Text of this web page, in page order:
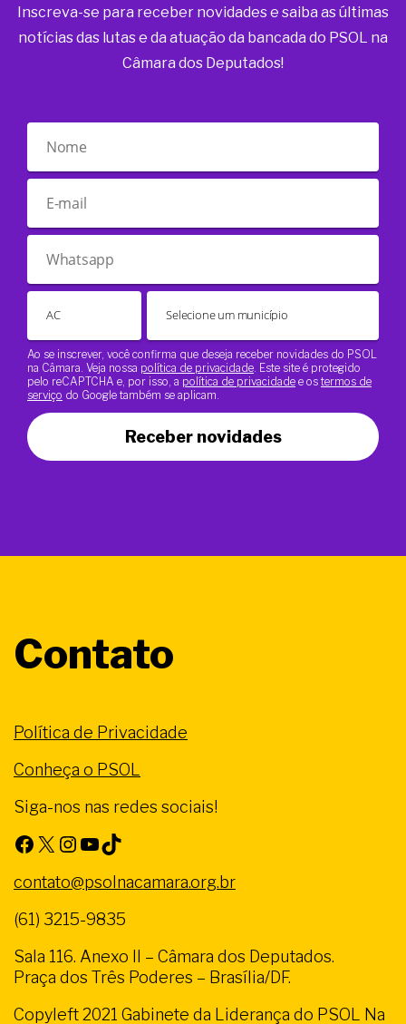
Inscreva-se para receber novidades e saiba as últimas
notícias das lutas e da atuação da bancada do PSOL na
Câmara dos Deputados!
Ao se inscrever, você confirma que deseja receber novidades do PSOL
na Câmara. Veja nossa política de privacidade. Este site é protegido
pelo reCAPTCHA e, por isso, a política de privacidade e os termos de
serviço do Google também se aplicam.
Receber novidades
Contato
Política de Privacidade
Conheça o PSOL
Siga-nos nas redes sociais!
Facebook X Instagram Youtube TikTok
contato@psolnacamara.org.br
(61) 3215-9835
Sala 116. Anexo II – Câmara dos Deputados.
Praça dos Três Poderes – Brasília/DF.
Copyleft 2021 Gabinete da Liderança do PSOL Na